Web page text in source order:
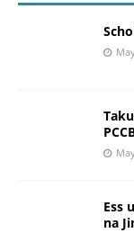
Ess
na